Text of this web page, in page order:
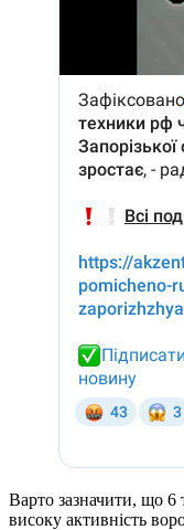
Варто зазначити, що 6
високу активність